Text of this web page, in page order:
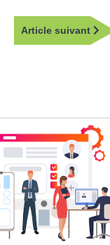
Article suivant